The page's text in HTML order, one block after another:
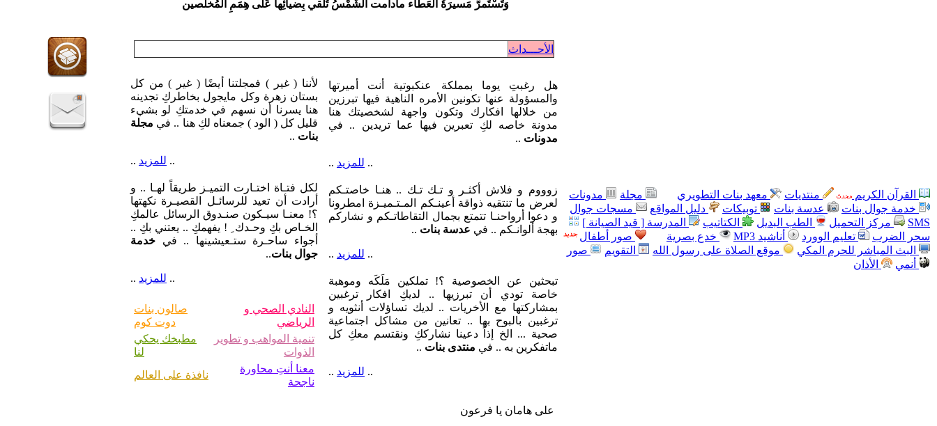
وَتَسْتَمرُّ مَسيرَةُ العَطاء مادامت الشَّمْسُ تُلقي بِضيائِها عَلى هِمَمِ المُخلصين
القرآن الكريم منتديات معهد بنات التطويري مجلة
مدونات
خدمة جوال بنات
عدسة بنات توبيكات دليل المواقع
مسجات جوال
SMS
مركز التحميل الطب البديل الكتاتيب
المدرسة [ قيد الصيانة ]
سحر الضرب
تعليم الوورد أناشيد MP3 خدع بصرية
صور أطفال
البث المباشر للحرم المكي
موقع الصلاة على رسول الله التقويم
صور
أنمي
الأذان
الأحـــداث
هل رغبتِ يوما بمملكة عنكبوتية أنت أميرتها
والمسؤولة عنها تكونين الأمره الناهية فيها تبرزين
من خلالها افكارك وتكون واجهة لشخصيتك هنا
مدونة خاصه لكِ تعبرين فيها عما تريدين .. في
مدونات ..
.. للمزيد ..
زوووم و فلاش أكثـر و تـك تـك .. هنـا خاصتـكم
لعرض ما تنتقيه ذواقة أعينـكم المـتـميـزة امطرونا
و دعوا أرواحنـا تتمتع بجمال التقاطاتـكم و نشاركم
بهجة ألوانـكم .. في عدسة بنات ..
.. للمزيد ..
تبحثين عن الخصوصية ؟! تملكين مَلَكَه وموهبة
خاصة تودي أن تبرزيها .. لديكِ افكار ترغبين
بمشاركتها مع الأخريات .. لديك تساؤلات أنثويه و
ترغبين بالبوح بها .. تعانين من مشاكل اجتماعية
صحية ... الخ إذاً دعينا نشارككِ ونقتسم معكِ كل
ماتفكرين به .. في منتدى بنات ..
.. للمزيد ..
لأننا ( غير ) فمجلتنا أيضًا ( غير ) من كل
بستان زهرة وكل مايجول بخاطركِ تجدينه
هنا يسرنا أن نسهم في خدمتكِ لو بشيء
قليل كل ( الود ) جمعناه لكِ هنا .. في مجلة
بنات ..
.. للمزيد ..
لكل فتـاة اختـارت التميـز طريقاً لهـا .. و
أرادت أن تعيد للرسائـل القصيـرة نكهتها
؟! معنـا سيـكون صنـدوق الرسائل عالمكِ
الخـاص بكِ وحـدك ِ ! يفهمكِ .. يعتني بكِ ..
أجواء ساحـرة ستـعيشينها .. في خدمة
جوال بنات..
.. للمزيد ..
النادي الصحي و
الرياضي
صالون بنات
دوت كوم
تنمية المواهب و تطوير
الذوات
مطبخك يحكي
لنا
معنا أنتِ محاورة
ناجحة
نافذة على العالم
على هامان يا فرعون